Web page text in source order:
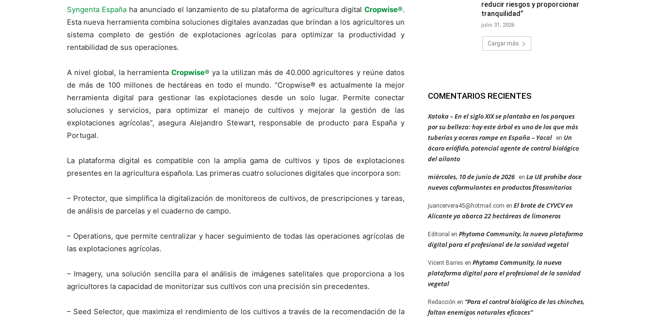
Syngenta Españaha anunciado el lanzamiento de su plataforma de agricultura digitalCropwise®.
Esta nueva herramienta combina soluciones digitales avanzadas que brindan a los agricultores un
sistema completo de gestión de explotaciones agrícolas para optimizar la productividad y
rentabilidad de sus operaciones.
A nivel global, la herramienta Cropwise® ya la utilizan más de 40.000 agricultores y reúne datos
de más de 100 millones de hectáreas en todo el mundo. “Cropwise® es actualmente la mejor
herramienta digital para gestionar las explotaciones desde un solo lugar. Permite conectar
soluciones y servicios, para optimizar el manejo de cultivos y mejorar la gestión de las
explotaciones agrícolas”, asegura Alejandro Stewart, responsable de producto para España y
Portugal.
La plataforma digital es compatible con la amplia gama de cultivos y tipos de explotaciones
presentes en la agricultura española. Las primeras cuatro soluciones digitales que incorpora son:
– Protector, que simplifica la digitalización de monitoreos de cultivos, de prescripciones y tareas,
de análisis de parcelas y el cuaderno de campo.
– Operations, que permite centralizar y hacer seguimiento de todas las operaciones agrícolas de
las explotaciones agrícolas.
– Imagery, una solución sencilla para el análisis de imágenes satelitales que proporciona a los
agricultores la capacidad de monitorizar sus cultivos con una precisión sin precedentes.
– Seed Selector, que maximiza el rendimiento de los cultivos a través de la recomendación de la
reducir riesgos y proporcionar
tranquilidad”
julio 31, 2026
Cargar más
COMENTARIOS RECIENTES
Xataka – En el siglo XIX se plantaba en los parques
por su belleza: hoy este árbol es uno de los que más
tuberías y aceras rompe en España – Yacal
en Un
ácaro eriófido, potencial agente de control biológico
del ailanto
miércoles, 10 de junio de 2026 en La UE prohíbe doce
nuevos coformulantes en productos fitosanitarios
juancervera45@hotmail.com en El brote de CYVCV en
Alicante ya abarca 22 hectáreas de limoneros
Editorial en Phytoma Community, la nueva plataforma
digital para el profesional de la sanidad vegetal
Vicent Barres en Phytoma Community, la nueva
plataforma digital para el profesional de la sanidad
vegetal
Redacción en “Para el control biológico de las chinches,
faltan enemigos naturales eficaces”